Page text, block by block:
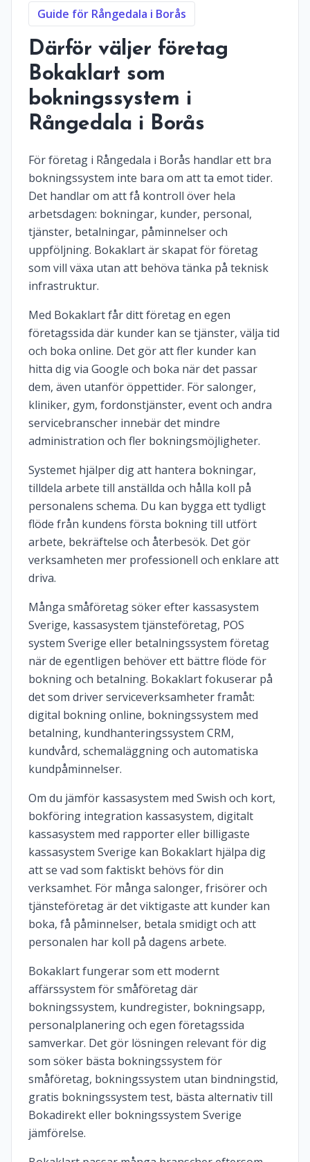
Guide för Rångedala i Borås
Därför väljer företag
Bokaklart som
bokningssystem i
Rångedala i Borås
För företag i Rångedala i Borås handlar ett bra
bokningssystem inte bara om att ta emot tider.
Det handlar om att få kontroll över hela
arbetsdagen: bokningar, kunder, personal,
tjänster, betalningar, påminnelser och
uppföljning. Bokaklart är skapat för företag
som vill växa utan att behöva tänka på teknisk
infrastruktur.
Med Bokaklart får ditt företag en egen
företagssida där kunder kan se tjänster, välja tid
och boka online. Det gör att fler kunder kan
hitta dig via Google och boka när det passar
dem, även utanför öppettider. För salonger,
kliniker, gym, fordonstjänster, event och andra
servicebranscher innebär det mindre
administration och fler bokningsmöjligheter.
Systemet hjälper dig att hantera bokningar,
tilldela arbete till anställda och hålla koll på
personalens schema. Du kan bygga ett tydligt
flöde från kundens första bokning till utfört
arbete, bekräftelse och återbesök. Det gör
verksamheten mer professionell och enklare att
driva.
Många småföretag söker efter kassasystem
Sverige, kassasystem tjänsteföretag, POS
system Sverige eller betalningssystem företag
när de egentligen behöver ett bättre flöde för
bokning och betalning. Bokaklart fokuserar på
det som driver serviceverksamheter framåt:
digital bokning online, bokningssystem med
betalning, kundhanteringssystem CRM,
kundvård, schemaläggning och automatiska
kundpåminnelser.
Om du jämför kassasystem med Swish och kort,
bokföring integration kassasystem, digitalt
kassasystem med rapporter eller billigaste
kassasystem Sverige kan Bokaklart hjälpa dig
att se vad som faktiskt behövs för din
verksamhet. För många salonger, frisörer och
tjänsteföretag är det viktigaste att kunder kan
boka, få påminnelser, betala smidigt och att
personalen har koll på dagens arbete.
Bokaklart fungerar som ett modernt
affärssystem för småföretag där
bokningssystem, kundregister, bokningsapp,
personalplanering och egen företagssida
samverkar. Det gör lösningen relevant för dig
som söker bästa bokningssystem för
småföretag, bokningssystem utan bindningstid,
gratis bokningssystem test, bästa alternativ till
Bokadirekt eller bokningssystem Sverige
jämförelse.